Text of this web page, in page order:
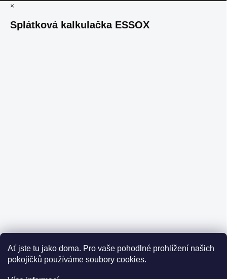
Ať jste tu jako doma. Pro vaše pohodlné prohlížení našich
pokojíčků používáme soubory cookies.
×
Splátková kalkulačka ESSOX